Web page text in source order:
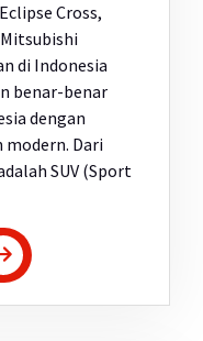
Cross,
di Indonesia
benar-benar
dengan
Dari
SUV (Sport